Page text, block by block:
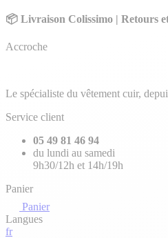
📦 Livraison Colissimo | Retours
Accroche
Le spécialiste du vêtement cuir,
Service client
05 49 81 46 94
du lundi au samedi
9h30/12h et 14h/19h
Panier
Panier
Langues
fr